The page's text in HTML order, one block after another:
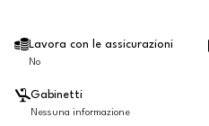
Lavora con le assicurazioni
No
Gabinetti
Nessuna informazione